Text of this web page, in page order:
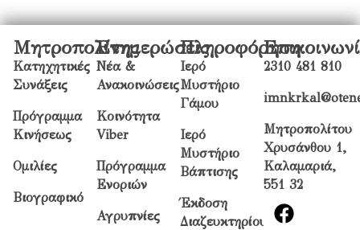
Μητροπολίτης
Κατηχητικές
Συνάξεις
Πρόγραμμα
Κινήσεως
Ομιλίες
Βιογραφικό
Ενημερώσεις
Νέα &
Ανακοινώσεις
Κοινότητα
Viber
Πρόγραμμα
Ενοριών
Αγρυπνίες
Πληροφόρηση
Ιερό
Μυστήριο
Γάμου
Ιερό
Μυστήριο
Βάπτισης
Έκδοση
Διαζευκτηρίου
2310 481 810
Μητροπολίτου
Χρυσάνθου 1,
Καλαμαριά,
551 32